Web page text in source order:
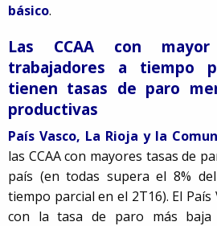
básico.
Las CCAA con
trabajadores a tiempo
tienen tasas de paro
productivas
País Vasco, La Rioja y la
las CCAA con mayores tasas de
país (en todas supera el 8%
tiempo parcial en el 2T16). El País
con la tasa de paro más